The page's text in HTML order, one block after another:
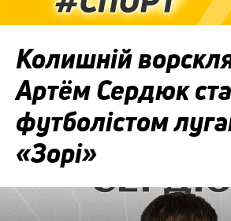
Колишній
Артём Сердюк
футболістом
«Зорі»